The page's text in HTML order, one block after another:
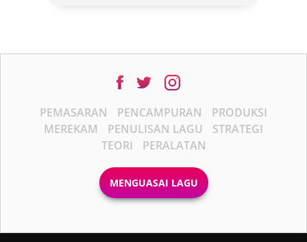
PEMASARAN PENCAMPURAN
PRODUKSI
MEREKAM
PENULISAN LAGU
STRATEGI
TEORI
PERALATAN
MENGUASAI LAGU